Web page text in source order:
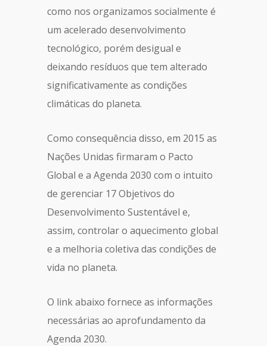
como nos organizamos socialmente é
um acelerado desenvolvimento
tecnológico, porém desigual e
deixando resíduos que tem alterado
significativamente as condições
climáticas do planeta.
Como consequência disso, em 2015 as
Nações Unidas firmaram o Pacto
Global e a Agenda 2030 com o intuito
de gerenciar 17 Objetivos do
Desenvolvimento Sustentável e,
assim, controlar o aquecimento global
e a melhoria coletiva das condições de
vida no planeta.
O link abaixo fornece as informações
necessárias ao aprofundamento da
Agenda 2030.